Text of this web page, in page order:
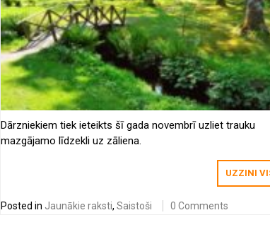
Dārzniekiem tiek ieteikts šī gada novembrī uzliet trauku
mazgājamo līdzekli uz zāliena.
UZZINI
Posted in Jaunākie raksti,Saistoši 0 Comments